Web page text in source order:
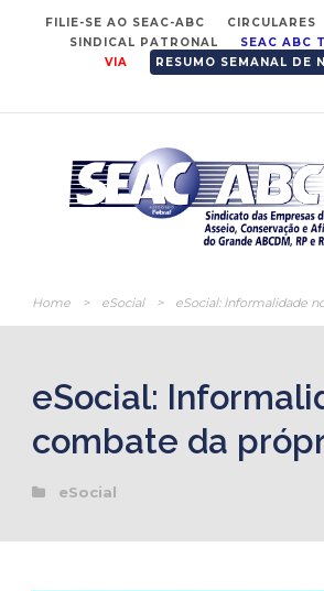
FILIE-SE AO SEAC-ABC CIRCULARES
SINDICAL PATRONAL
SEAC ABC
VIA
RESUMO SEMANAL DE
Home > eSocial > eSocial: Informalidade
eSocial:
combate da
eSocial